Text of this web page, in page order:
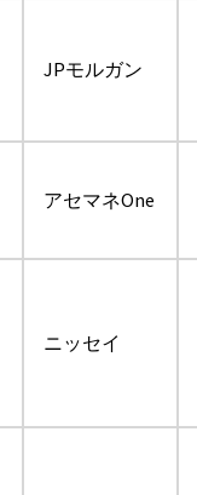
JPモルガン
アセマネOne
ニッセイ